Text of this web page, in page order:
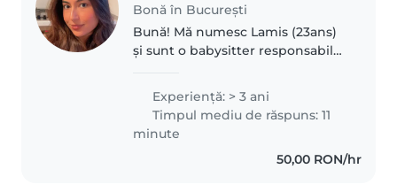
Bonă în București
Bună! Mă numesc Lamis (23ans)
și sunt o babysitter responsabilă,
lucrez cu copiii și să îi ajut să se
simtă în siguranță, fericiți și
confortabil...
Experienţă: > 3 ani
Timpul mediu de răspuns: 11
minute
50,00 RON/hr